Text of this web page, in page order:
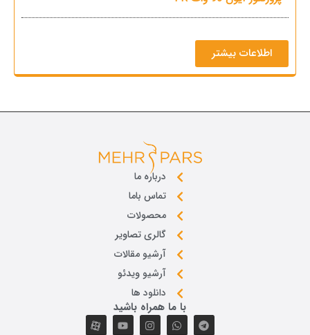
اطلاعات بیشتر
درباره ما
تماس باما
محصولات
گالری تصاویر
آرشیو مقالات
آرشیو ویدئو
دانلود ها
با ما همراه باشید